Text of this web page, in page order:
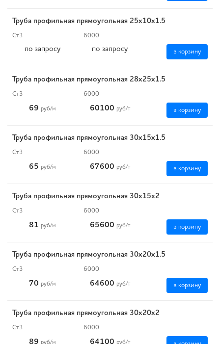
Труба профильная прямоугольная 25х10х1.5
Ст3 6000
по запросу по запросу в корзину
Труба профильная прямоугольная 28х25х1.5
Ст3 6000
69 руб/м 60100 руб/т в корзину
Труба профильная прямоугольная 30х15х1.5
Ст3 6000
65 руб/м 67600 руб/т в корзину
Труба профильная прямоугольная 30х15х2
Ст3 6000
81 руб/м 65600 руб/т в корзину
Труба профильная прямоугольная 30х20х1.5
Ст3 6000
70 руб/м 64600 руб/т в корзину
Труба профильная прямоугольная 30х20х2
Ст3 6000
89 руб/м 64100 руб/т